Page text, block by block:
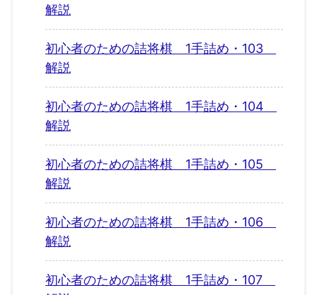
解説
初心者のための詰将棋 1手詰め・103
解説
初心者のための詰将棋 1手詰め・104
解説
初心者のための詰将棋 1手詰め・105
解説
初心者のための詰将棋 1手詰め・106
解説
初心者のための詰将棋 1手詰め・107